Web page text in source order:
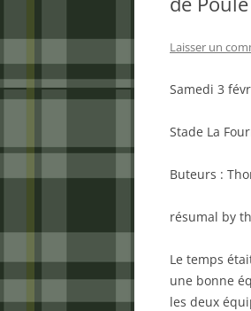
Laisser un
Samedi 3
Stade La
Buteurs :
résumal by
Le temps
une bonne
les deux